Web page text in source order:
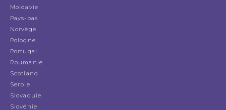
Moldavie
Pays-bas
Norvège
Pologne
Portugal
Roumanie
Scotland
Serbie
Slovaquie
Slovénie